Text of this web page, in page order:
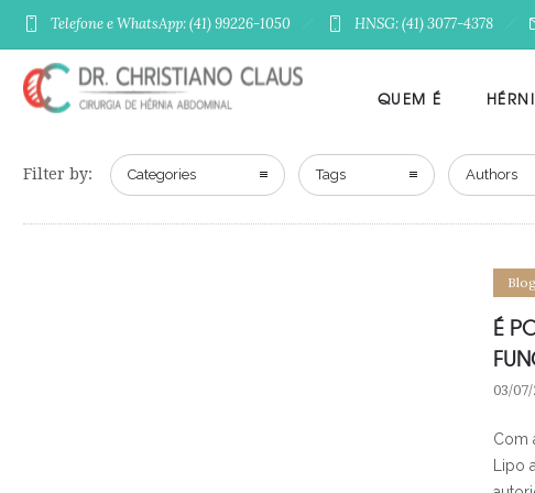
Telefone e WhatsApp: (41) 99226-1050 HNSG: (41) 3077-4378
QUEM É
Filter by: Categories Tags Authors
É
03/
Com